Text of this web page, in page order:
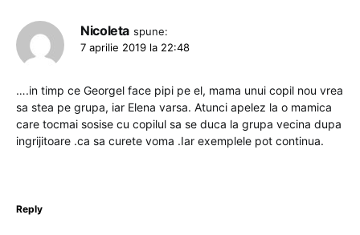
Nicoleta spune:
7 aprilie 2019 la 22:48
….in timp ce Georgel face pipi pe el, mama unui copil nou vrea
sa stea pe grupa, iar Elena varsa. Atunci apelez la o mamica
care tocmai sosise cu copilul sa se duca la grupa vecina dupa
ingrijitoare .ca sa curete voma .Iar exemplele pot continua.
Reply